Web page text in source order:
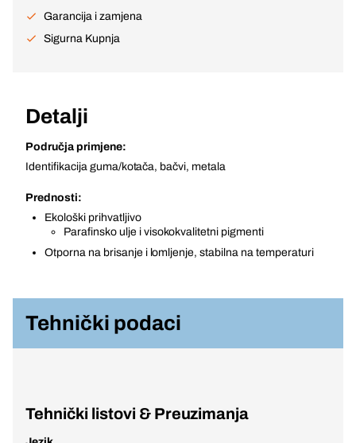
Garancija i zamjena
Sigurna Kupnja
Detalji
Područja primjene:
Identifikacija guma/kotača, bačvi, metala
Prednosti:
Ekološki prihvatljivo
Parafinsko ulje i visokokvalitetni pigmenti
Otporna na brisanje i lomljenje, stabilna na temperaturi
Tehnički podaci
Tehnički listovi & Preuzimanja